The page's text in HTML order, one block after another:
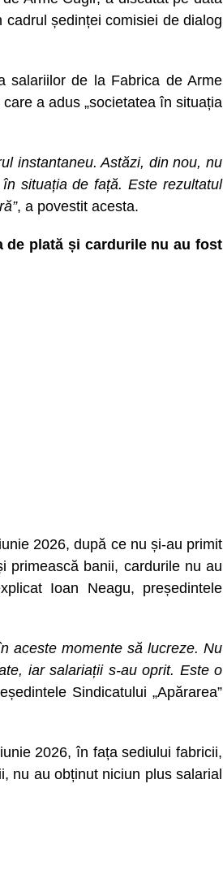
ședinței comisiei de dialog
salariilor de la Fabrica de Arme
a adus „societatea în situația
instantaneu. Astăzi, din nou, nu
situația de față. Este rezultatul
, a povestit acesta.
de plată și cardurile nu au fost
2026, după ce nu și-au primit
primească banii, cardurile nu au
Ioan Neagu, președintele
aceste momente să lucreze. Nu
iar salariații s-au oprit. Este o
Sindicatului „Apărarea”
2026, în fața sediului fabricii,
nu au obținut niciun plus salarial